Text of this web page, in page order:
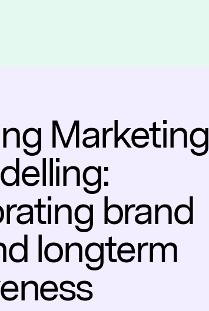
Marketing
brand
longterm
te analyseren en te verbeteren. De
zodat we gepersonaliseerde content